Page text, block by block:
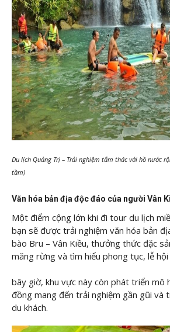
Du lịch Quảng Trị – Trải nghiệm tắm thác với hồ nước
tầm)
Văn hóa bản địa độc đáo của người Vân
Một điểm cộng lớn khi đi tour du lịch
bạn sẽ được trải nghiệm văn hóa bản
bào Bru – Vân Kiều, thưởng thức đặc
măng rừng và tìm hiểu phong tục, lễ
bây giờ, khu vực này còn phát triển mô
đồng mang đến trải nghiệm gần gũi và
du khách.